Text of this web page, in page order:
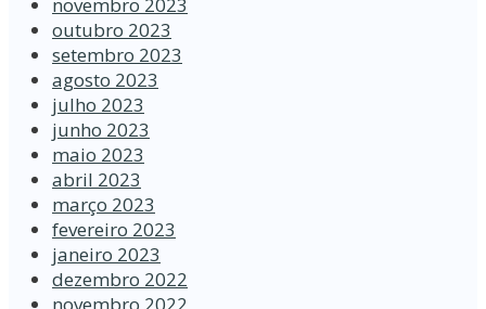
outubro 2023
setembro 2023
agosto 2023
julho 2023
junho 2023
maio 2023
abril 2023
março 2023
fevereiro 2023
janeiro 2023
dezembro 2022